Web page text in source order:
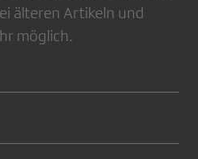
älteren Artikeln und
möglich.